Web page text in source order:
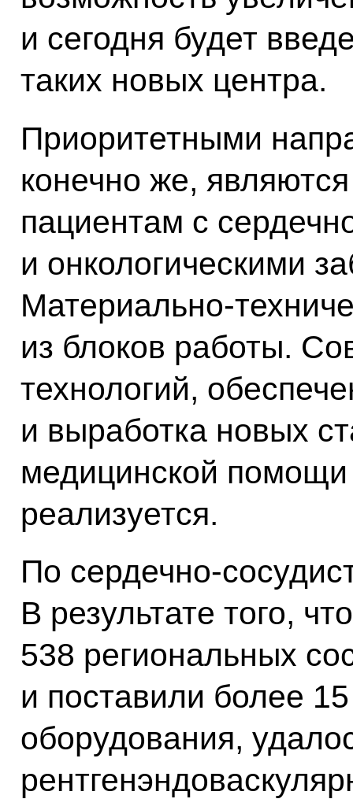
и сегодня будет
таких новых центра.
Приоритетными
конечно же,
пациентам с
и онкологическими
Материально-
из блоков работы.
технологий,
и выработка новых
медицинской помощи
реализуется.
По сердечно-
В результате того,
538 региональных
и поставили более
оборудования,